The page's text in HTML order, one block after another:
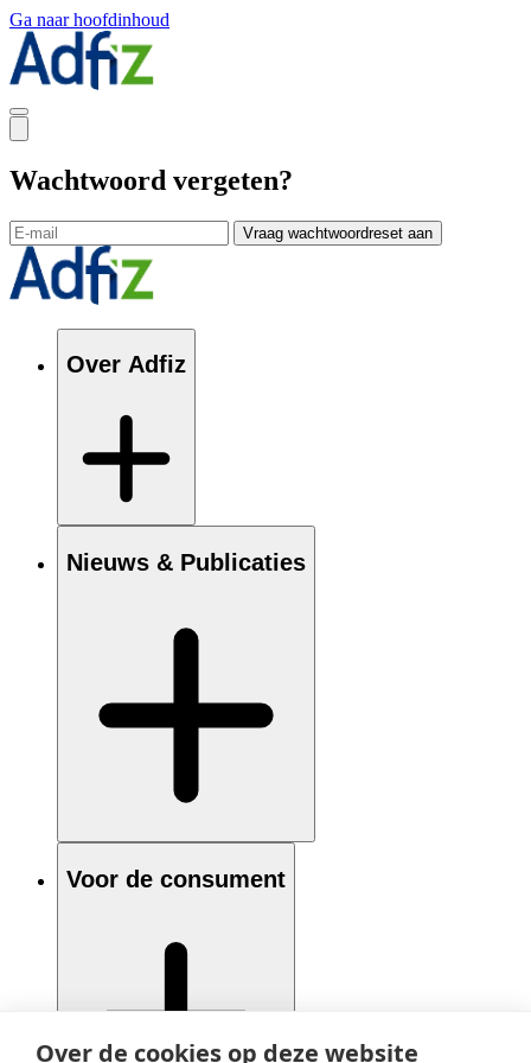
Over de cookies op deze website
Ga naar hoofdinhoud
Wachtwoord vergeten?
Vraag wachtwoordreset aan
Over Adfiz
Nieuws & Publicaties
Voor de consument